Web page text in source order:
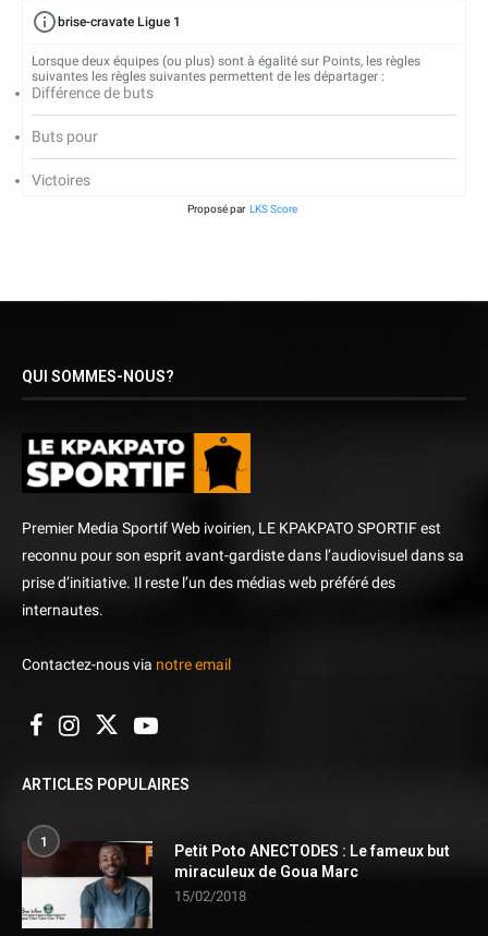
brise-cravate Ligue 1
Lorsque deux équipes (ou plus) sont à égalité sur Points, les règles
suivantes les règles suivantes permettent de les départager :
Différence de buts
Buts pour
Victoires
Proposé par LKS Score
QUI SOMMES-NOUS?
Premier Media Sportif Web ivoirien, LE KPAKPATO SPORTIF est
reconnu pour son esprit avant-gardiste dans l’audiovisuel dans sa
prise d’initiative. Il reste l’un des médias web préféré des
internautes.
Contactez-nous via notre email
ARTICLES POPULAIRES
1
Petit Poto ANECTODES : Le fameux but
miraculeux de Goua Marc
15/02/2018